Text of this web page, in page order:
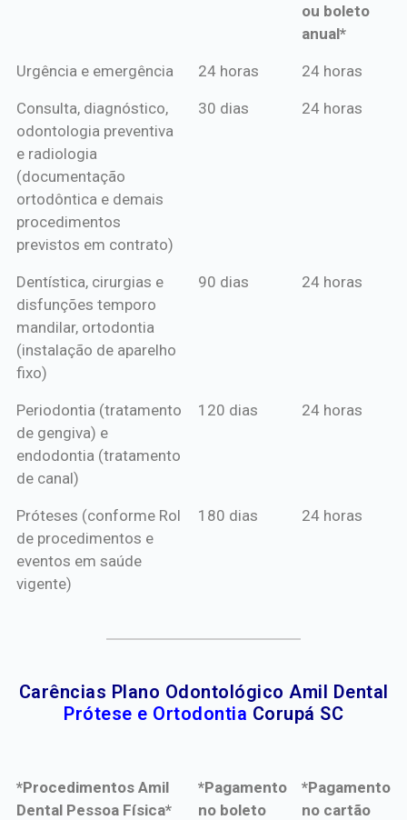
ou boleto
anual*
*Procedimentos Amil
*Pagamento
mensal*
*Pagamento
de crédito
Urgência e emergência 24 horas 24 horas
Consulta, diagnóstico,
odontologia preventiva
e radiologia
(documentação
ortodôntica e demais
procedimentos
previstos em contrato)
30 dias 24 horas
Dentística, cirurgias e
disfunções temporo
mandilar, ortodontia
(instalação de aparelho
fixo)
90 dias 24 horas
Periodontia (tratamento
de gengiva) e
endodontia (tratamento
de canal)
120 dias 24 horas
Próteses (conforme Rol
de procedimentos e
eventos em saúde
vigente)
180 dias 24 horas
Carências Plano Odontológico Amil Dental
Prótese e Ortodontia Corupá SC
*Procedimentos Amil
Dental Pessoa Física*
*Pagamento
no boleto
*Pagamento
no cartão